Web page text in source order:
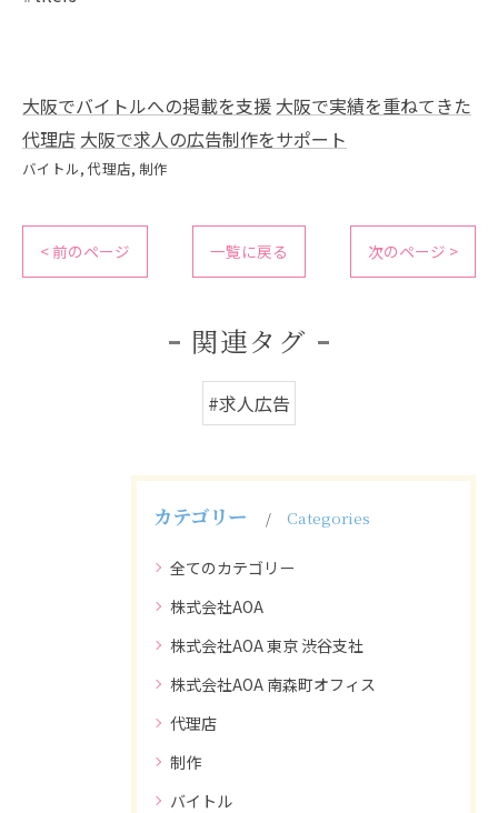
大阪でバイトルへの掲載を支援 大阪で実績を重ねてきた
代理店 大阪で求人の広告制作をサポート
バイトル 代理店 制作
< 前のページ 一覧に戻る 次のページ >
関連タグ
#求人広告
カテゴリー Categories
全てのカテゴリー
株式会社AOA
株式会社AOA 東京 渋谷支社
株式会社AOA 南森町オフィス
代理店
制作
バイトル